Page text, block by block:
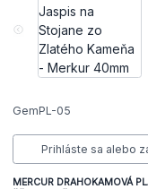
GemPL-05
Prihláste sa alebo
MERCUR DRAHOKAMOVÁ